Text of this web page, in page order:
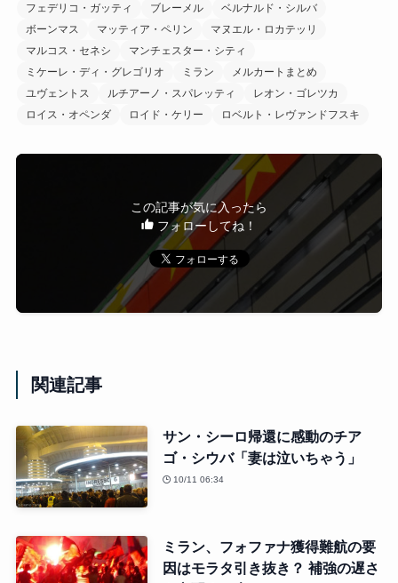
フェデリコ・ガッティ
ブレーメル
ベルナルド・シルバ
ボーンマス
マッティア・ペリン
マヌエル・ロカテッリ
マルコス・セネシ
マンチェスター・シティ
ミケーレ・ディ・グレゴリオ
ミラン
メルカートまとめ
ユヴェントス
ルチアーノ・スパレッティ
レオン・ゴレツカ
ロイス・オペンダ
ロイド・ケリー ロベルト・レヴァンドフスキ
この記事が気に入ったら
フォローしてね！
関連記事
サン・シーロ帰還に感動のチア
ゴ・シウバ「妻は泣いちゃう」
10/11 06:34
ミラン、フォファナ獲得難航の要
因はモラタ引き抜き？ 補強の遅さ